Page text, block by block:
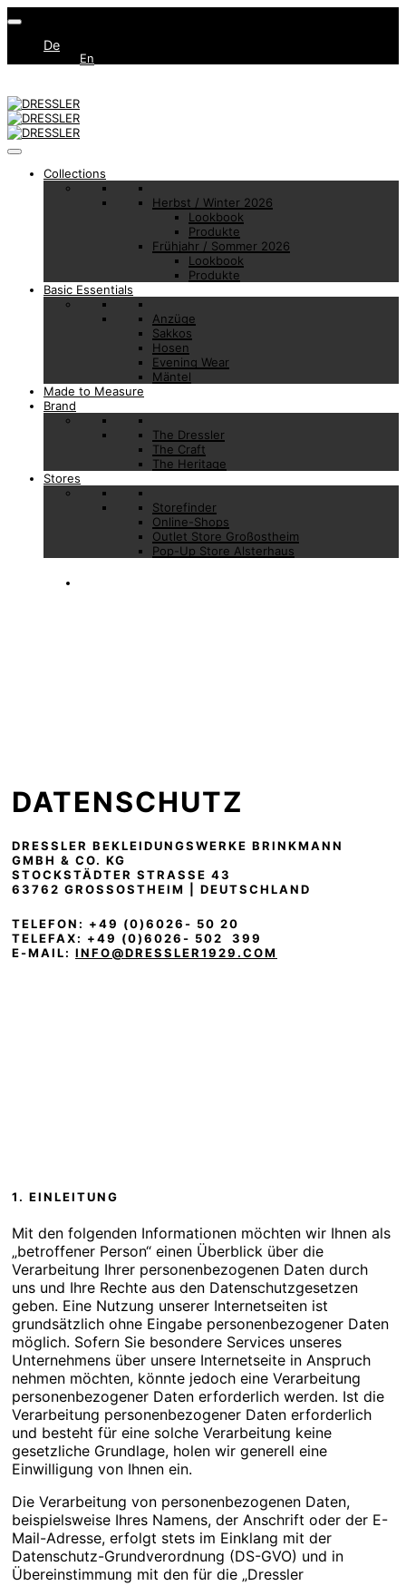
De
En
Collections
Herbst / Winter 2026
Lookbook
Produkte
Frühjahr / Sommer 2026
Lookbook
Produkte
Basic Essentials
Anzüge
Sakkos
Hosen
Evening Wear
Mäntel
Made to Measure
Brand
The Dressler
The Craft
The Heritage
Stores
Storefinder
Online-Shops
Outlet Store Großostheim
Pop-Up Store Alsterhaus
DATENSCHUTZ
DRESSLER BEKLEIDUNGSWERKE BRINKMANN
GMBH & CO. KG
STOCKSTÄDTER STRASSE 43
63762 GROSSOSTHEIM | DEUTSCHLAND
TELEFON: +49 (0)6026- 50 20
TELEFAX: +49 (0)6026- 502 399
E-MAIL: INFO@DRESSLER1929.COM
1. EINLEITUNG
Mit den folgenden Informationen möchten wir Ihnen als
„betroffener Person“ einen Überblick über die
Verarbeitung Ihrer personenbezogenen Daten durch
uns und Ihre Rechte aus den Datenschutzgesetzen
geben. Eine Nutzung unserer Internetseiten ist
grundsätzlich ohne Eingabe personenbezogener Daten
möglich. Sofern Sie besondere Services unseres
Unternehmens über unsere Internetseite in Anspruch
nehmen möchten, könnte jedoch eine Verarbeitung
personenbezogener Daten erforderlich werden. Ist die
Verarbeitung personenbezogener Daten erforderlich
und besteht für eine solche Verarbeitung keine
gesetzliche Grundlage, holen wir generell eine
Einwilligung von Ihnen ein.
Die Verarbeitung von personenbezogenen Daten,
beispielsweise Ihres Namens, der Anschrift oder der E-
Mail-Adresse, erfolgt stets im Einklang mit der
Datenschutz-Grundverordnung (DS-GVO) und in
Übereinstimmung mit den für die „Dressler